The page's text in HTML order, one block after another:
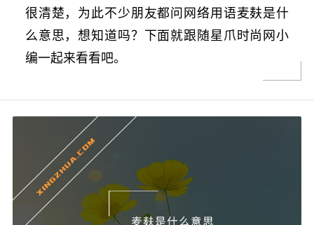
很清楚，为此不少朋友都问网络用语麦麸是什
么意思，想知道吗？下面就跟随星爪时尚网小
编一起来看看吧。